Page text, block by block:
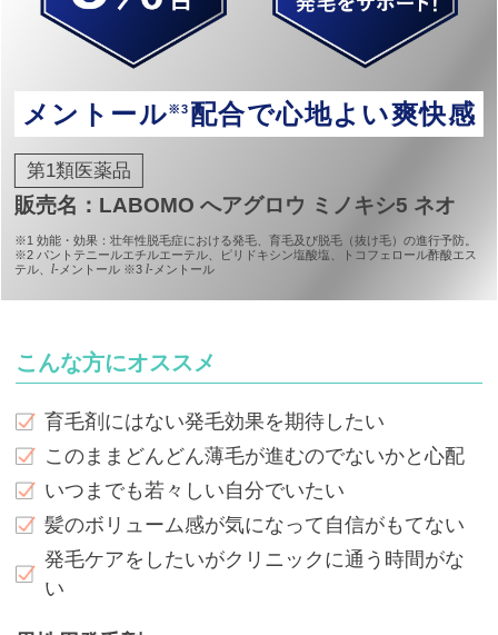
メントール※3 配合で心地よい爽快感
第1類医薬品
販売名：LABOMO へアグロウ ミノキシ5 ネオ
※1 効能・効果：壮年性脱毛症における発毛、育毛及び脱毛（抜け毛）の進行予防。
※2 パントテニールエチルエーテル、ピリドキシン塩酸塩、トコフェロール酢酸エス
テル、 l-メントール ※3 l-メントール
こんな方にオススメ
育毛剤にはない発毛効果を期待したい
このままどんどん薄毛が進むのでないかと心配
いつまでも若々しい自分でいたい
髪のボリューム感が気になって自信がもてない
発毛ケアをしたいがクリニックに通う時間がな
い